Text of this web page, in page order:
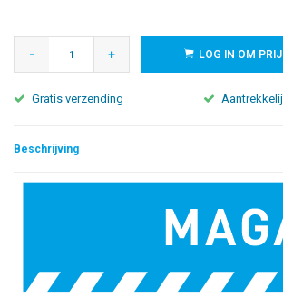
- + LOG IN OM
Gratis verzending
Beschrijving